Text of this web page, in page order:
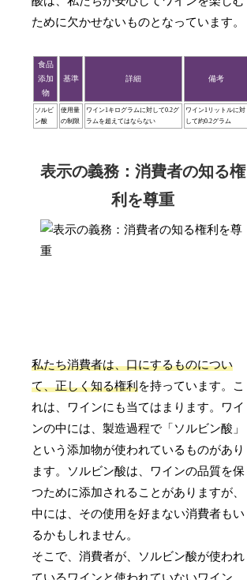
ために欠かせないものとなっています。
食品
添加
物
基準 詳細 備考
ソルビ
ン酸
使用量
の制限
ワイン1キログラムに対して0.2グ
ラムを超えてはならない
ワイン1リットルに対
して約0.2グラム
表示の義務：消費者の知る権
利を尊重
私たち消費者は、口にするものについ
て、正しく知る権利を持っています。こ
れは、ワインにも当てはまります。ワイ
ンの中には、製造過程で「ソルビン酸」
という添加物が使われているものがあり
ます。ソルビン酸は、ワインの品質を保
つために添加されることがありますが、
中には、その使用を好まない消費者もい
るかもしれません。
そこで、消費者が、ソルビン酸が使われ
ているワインと使われていないワイン